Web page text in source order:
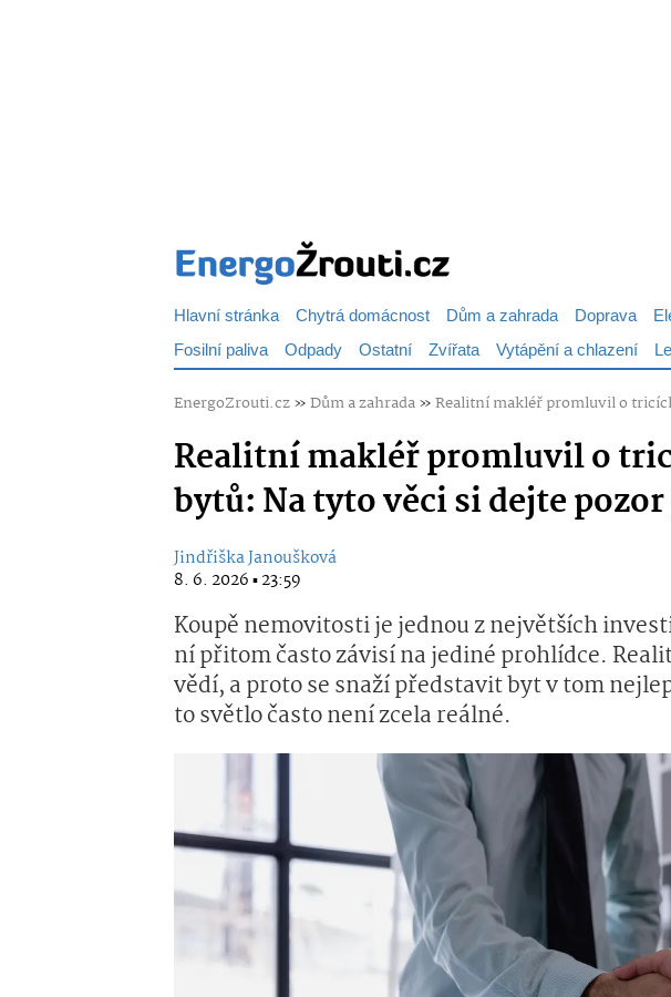
Hlavní stránka Chytrá domácnost Dům a zahrada Doprava
Fosilní paliva Odpady Ostatní Zvířata Vytápění a chlazení
EnergoZrouti.cz»Dům a zahrada»Realitní makléř promluvil o
Realitní makléř promluvil o
bytů: Na tyto věci si dejte
Jindřiška Janoušková
8. 6. 2026 ▪ 23:59
Koupě nemovitosti je jednou z největších
ní přitom často závisí na jediné prohlídce.
vědí, a proto se snaží představit byt v tom
to světlo často není zcela reálné.